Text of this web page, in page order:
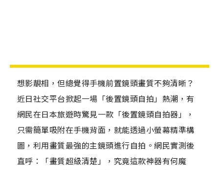
想影靚相，但總覺得手機前置鏡頭畫質不夠清晰？
近日社交平台掀起一場「後置鏡頭自拍」熱潮，有
網民在日本旅遊時驚見一款「後置鏡頭自拍器」，
只需簡單吸附在手機背面，就能透過小螢幕精準構
圖，利用畫質最強的主鏡頭進行自拍。網民實測後
直呼：「畫質超級清楚」，究竟這款神器有何魔